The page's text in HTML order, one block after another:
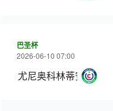
巴圣杯
2026-06-10 07:00
尤尼奥科林蒂安